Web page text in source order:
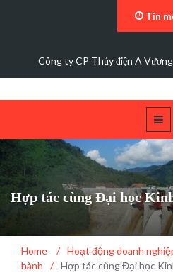
Tin
Đảng bộ Công ty Cổ phần
Hợp tác cùng Đại học
Home / Hoạt động doanh
hành
/ Hợp tác cùng Đại học